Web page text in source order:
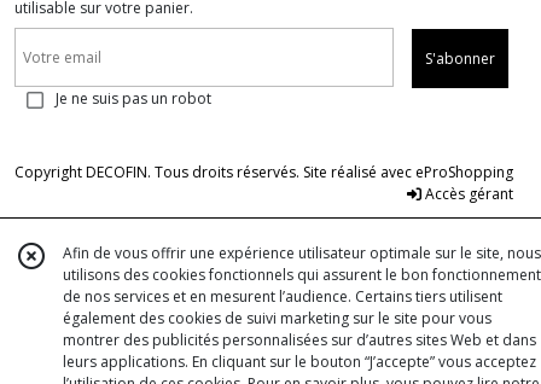
utilisable sur votre panier.
S'abonner
Je ne suis pas un robot
Copyright DECOFIN. Tous droits réservés. Site réalisé avec eProShopping
Accès gérant
Afin de vous offrir une expérience utilisateur optimale sur le site, nous
utilisons des cookies fonctionnels qui assurent le bon fonctionnement
de nos services et en mesurent l’audience. Certains tiers utilisent
également des cookies de suivi marketing sur le site pour vous
montrer des publicités personnalisées sur d’autres sites Web et dans
leurs applications. En cliquant sur le bouton “J’accepte” vous acceptez